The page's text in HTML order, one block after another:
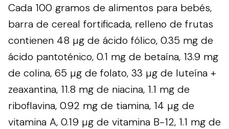
Cada 100 gramos de alimentos para bebés,
barra de cereal fortificada, relleno de frutas
contienen 48 µg de ácido fólico, 0.35 mg de
ácido pantoténico, 0.1 mg de betaína, 13.9 mg
de colina, 65 µg de folato, 33 µg de luteína +
zeaxantina, 11.8 mg de niacina, 1.1 mg de
riboflavina, 0.92 mg de tiamina, 14 µg de
vitamina A, 0.19 µg de vitamina B-12, 1.1 mg de